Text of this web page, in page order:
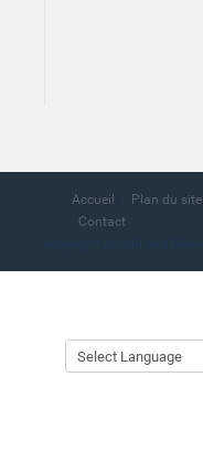
Accueil Plan du site
Contact